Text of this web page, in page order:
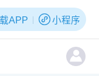
APP 小程序